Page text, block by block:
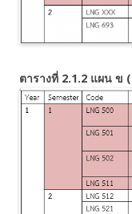
ตารางที่ 2.1.2 แผน ข